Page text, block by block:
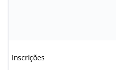
Inscrições